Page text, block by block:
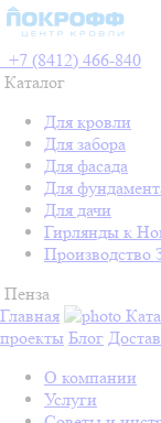
+7 (8412) 466-840
Каталог
Для кровли
Для забора
Для фасада
Для
Для дачи
Гирлянды к
Производство
Пенза
Главная
проекты Блог
О компании
Услуги